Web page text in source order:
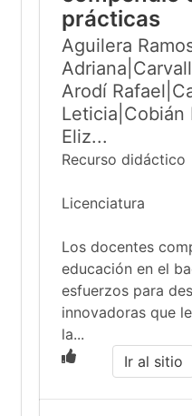
prácticas
Aguilera
Arodí
Leticia|Cobián
Eliz...
Recurso didáctico
Licenciatura
Los docentes
educación en el
esfuerzos para
innovadoras que
la...
Ir al sitio